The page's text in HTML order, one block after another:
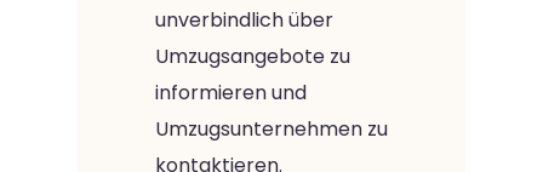
unverbindlich über
Umzugsangebote zu
informieren und
Umzugsunternehmen zu
kontaktieren.